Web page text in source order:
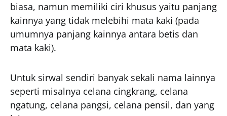
biasa, namun memiliki ciri khusus yaitu panjang
kainnya yang tidak melebihi mata kaki (pada
umumnya panjang kainnya antara betis dan
mata kaki).
Untuk sirwal sendiri banyak sekali nama lainnya
seperti misalnya celana cingkrang, celana
ngatung, celana pangsi, celana pensil, dan yang